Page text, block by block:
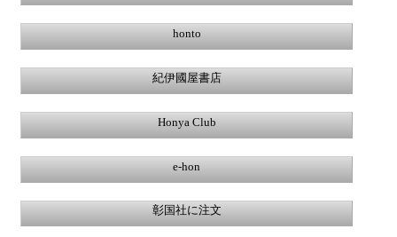
honto
紀伊國屋書店
Honya Club
e-hon
彰国社に注文